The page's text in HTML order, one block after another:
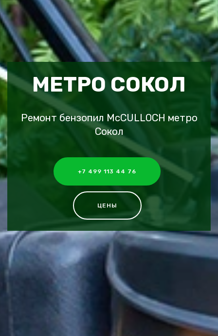
МЕТРО СОКОЛ
Ремонт бензопил McCULLOCH метро
Сокол
+7 499 113 44 76
ЦЕНЫ